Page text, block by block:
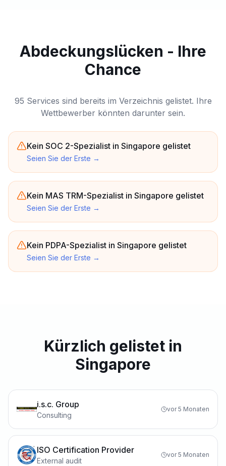
Abdeckungslücken - Ihre
Chance
95 Services sind bereits im Verzeichnis gelistet. Ihre
Wettbewerber könnten darunter sein.
Kein SOC 2-Spezialist in Singapore gelistet
Seien Sie der Erste →
Kein MAS TRM-Spezialist in Singapore gelistet
Seien Sie der Erste →
Kein PDPA-Spezialist in Singapore gelistet
Seien Sie der Erste →
Kürzlich gelistet in
Singapore
i.s.c. Group
Consulting
vor 5 Monaten
ISO Certification Provider
External audit
vor 5 Monaten